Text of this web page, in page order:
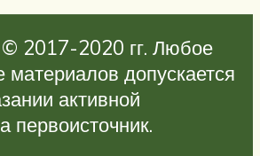
© 2017-2020 гг. Любое
материалов допускается
активной
первоисточник.